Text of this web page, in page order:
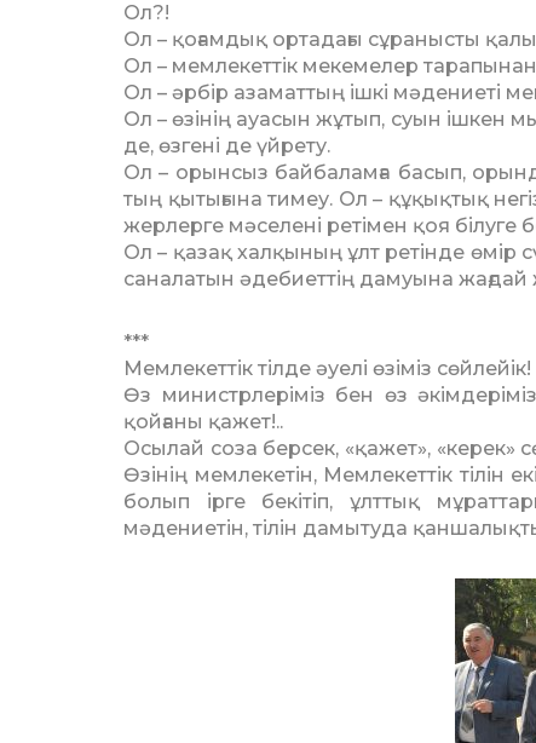
Ол?!
Ол – қоғамдық ортадағы сұра­нысты
Ол – мемлекеттік мекемелер
Ол – әрбір азаматтың ішкі мә­де­ниеті
Ол – өзінің ауасын жұтып, суын ішкен
де, өзгені де үйрету.
Ол – орынсыз байбаламға ба­сып,
тың қытығына тимеу. Ол – құқық­тық
жер­лерге мәселені ретімен қоя білуге
Ол – қазақ халқының ұлт ре­тінде өмір
саналатын әдебиеттің дамуына жағдай
***
Мемлекеттік тілде әуелі өзіміз сөй­лейік!
Өз министрлеріміз бен өз
қойға­ны қажет!..
Осылай соза берсек, «қажет», «ке­рек»
Өзінің мемлекетін, Мемлекеттік
бо­лып ірге бекітіп, ұлттық
мәдениетін, ті­лін дамытуда